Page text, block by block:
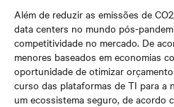
Além de reduzir as emissões de
data centers no mundo pós-
competitividade no mercado. De
menores baseados em economias
oportunidade de otimizar
curso das plataformas de TI para a
um ecossistema seguro, de acordo